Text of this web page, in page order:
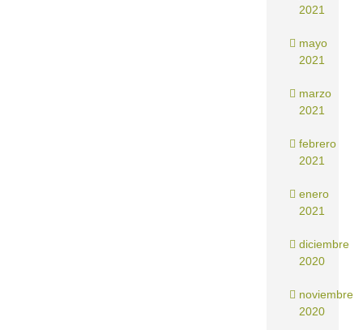
2021
mayo
2021
marzo
2021
febrero
2021
enero
2021
diciembre
2020
noviembre
2020